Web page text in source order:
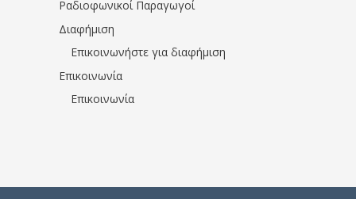
Ραδιοφωνικοί Παραγωγοί
Διαφήμιση
Επικοινωνήστε για διαφήμιση
Επικοινωνία
Επικοινωνία